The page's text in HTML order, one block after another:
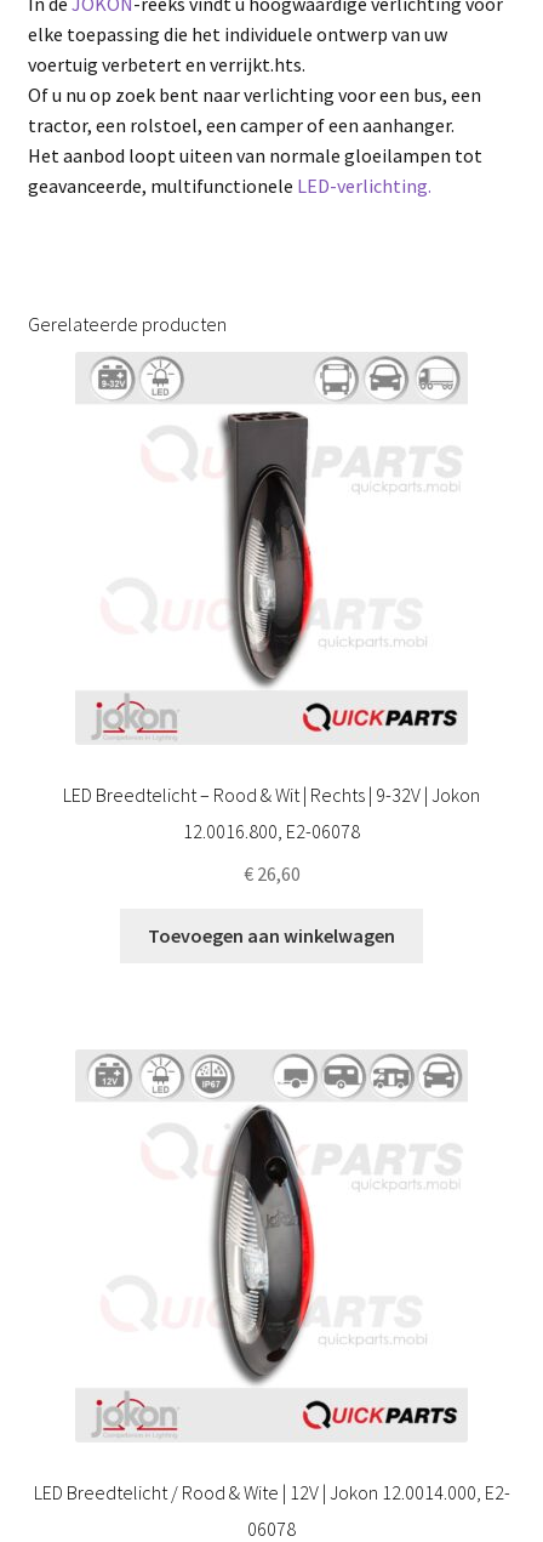
elke toepassing die het individuele ontwerp van uw
voertuig verbetert en verrijkt.hts.
Of u nu op zoek bent naar verlichting voor een bus, een
tractor, een rolstoel, een camper of een aanhanger.
Het aanbod loopt uiteen van normale gloeilampen tot
geavanceerde, multifunctionele LED-verlichting.
Gerelateerde producten
LED Breedtelicht – Rood & Wit | Rechts | 9-32V | Jokon
12.0016.800, E2-06078
€26,60
Toevoegen aan winkelwagen
LED Breedtelicht / Rood & Wite | 12V | Jokon 12.0014.000, E2-
06078